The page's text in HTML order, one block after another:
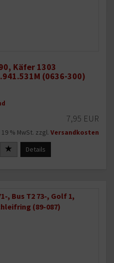
Käfer 1303
(0636-300)
7,95 EUR
19 % MwSt. zzgl. Versandkosten
Details